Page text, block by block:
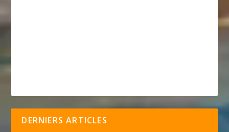
DERNIERS ARTICLES